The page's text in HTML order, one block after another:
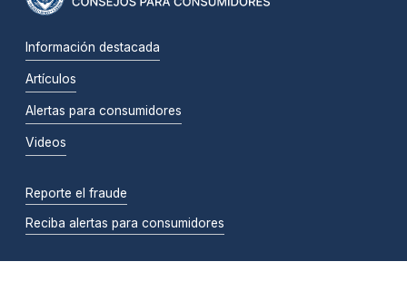
Información destacada
Artículos
Alertas para consumidores
Videos
Reporte el fraude
Reciba alertas para consumidores